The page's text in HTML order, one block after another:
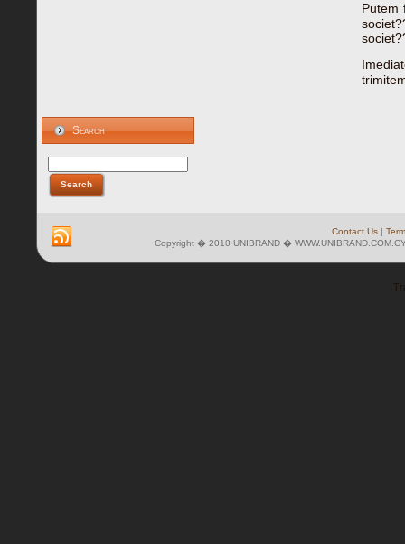
Putem
Search
Contact Us|
Copyright � 2010 UNIBRAND �